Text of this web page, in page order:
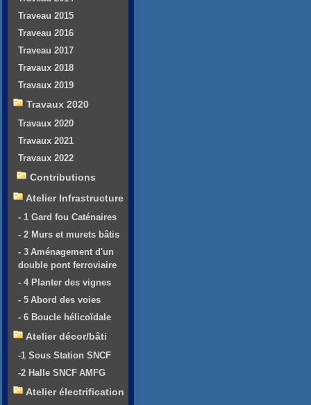
Traveau 2015
Traveau 2016
Traveau 2017
Travaux 2018
Travaux 2019
Travaux 2020
Travaux 2020
Travaux 2021
Travaux 2022
Contributions
Atelier Infrastructure
- 1 Gard fou Caténaires
- 2 Murs et murets bâtis
- 3 Aménagement d'un
double pont ferroviaire
- 4 Planter des vignes
- 5 Abord des voies
- 6 Boucle hélicoïdale
Atelier décor/bâti
-1 Sous Station SNCF
-2 Halle SNCF AMFG
Atelier électrification